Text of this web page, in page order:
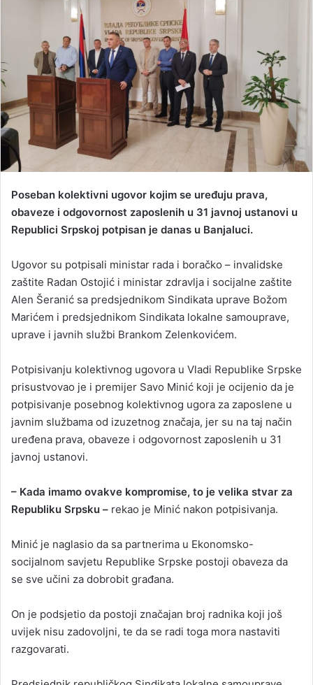
a
l
Poseban kolektivni ugovor kojim se uređuju prava,
obaveze i odgovornost zaposlenih u 31 javnoj ustanovi u
Republici Srpskoj potpisan je danas u Banjaluci.
Ugovor su potpisali ministar rada i boračko – invalidske
zaštite Radan Ostojić i ministar zdravlja i socijalne zaštite
Alen Šeranić sa predsjednikom Sindikata uprave Božom
Marićem i predsjednikom Sindikata lokalne samouprave,
uprave i javnih službi Brankom Zelenkovićem.
Potpisivanju kolektivnog ugovora u Vladi Republike Srpske
prisustvovao je i premijer Savo Minić koji je ocijenio da je
potpisivanje posebnog kolektivnog ugora za zaposlene u
javnim službama od izuzetnog značaja, jer su na taj način
uređena prava, obaveze i odgovornost zaposlenih u 31
javnoj ustanovi.
– Kada imamo ovakve kompromise, to je velika stvar za
Republiku Srpsku – rekao je Minić nakon potpisivanja.
Minić je naglasio da sa partnerima u Ekonomsko-
socijalnom savjetu Republike Srpske postoji obaveza da
se sve učini za dobrobit građana.
On je podsjetio da postoji značajan broj radnika koji još
uvijek nisu zadovoljni, te da se radi toga mora nastaviti
razgovarati.